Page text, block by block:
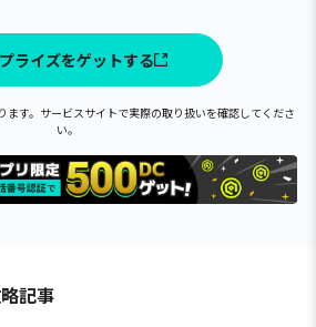
ライズをゲットする
す。サービスサイトで実際の取り扱いを確認してくださ
い。
記事